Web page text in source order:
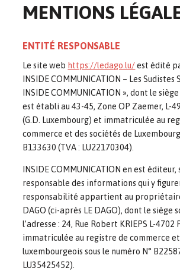
MENTIONS
ENTITÉ RESPONSABLE
Le site web https://ledago.lu/est édité
INSIDE COMMUNICATION – Les Sudistes
INSIDE COMMUNICATION », dont le
est établi au 43-45, Zone OP Zaemer, L-
(G.D. Luxembourg) et immatriculée au
commerce et des sociétés de
B133630 (TVA : LU22170304).
INSIDE COMMUNICATION en est éditeur,
responsable des informations qui y
responsabilité appartient au
DAGO (ci-après LE DAGO), dont le siège
l’adresse : 24, Rue Robert KRIEPS L-4702
immatriculée au registre de commerce
luxembourgeois sous le numéro N°
LU35425452).